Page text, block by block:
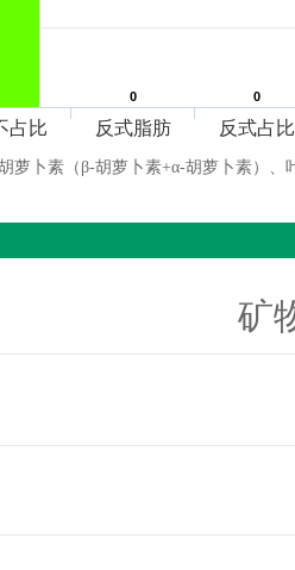
萝卜素（β-胡萝卜素+α-胡萝卜素）、
0
0 0
0
占比 反式脂肪 反式占比
矿